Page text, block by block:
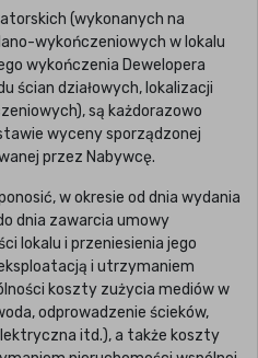
(wykonanych na
wykończeniowych w lokalu
wykończenia Dewelopera
ścian działowych, lokalizacji
są każdorazowo
wyceny sporządzonej
przez Nabywcę.
w okresie od dnia wydania
dnia zawarcia umowy
lokalu i przeniesienia jego
i utrzymaniem
koszty zużycia mediów w
odprowadzenie ścieków,
itd.), a także koszty